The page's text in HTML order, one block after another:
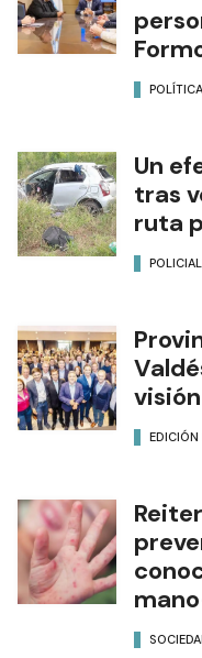
POLÍTICA
Un
tras
ruta
EDICIÓN